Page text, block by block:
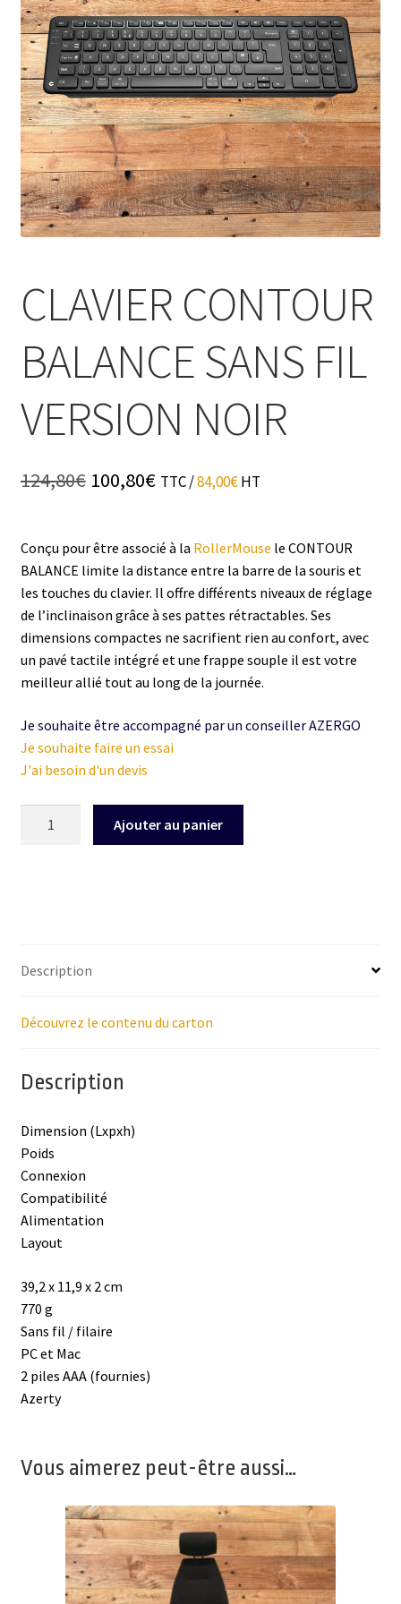
CLAVIER CONTOUR
BALANCE SANS FIL
VERSION NOIR
124,80€ Le
prix
initial
100,80€Le
prix
actuel
TTC /84,00€HT
Conçu pour être associé à la RollerMouse le CONTOUR
BALANCE limite la distance entre la barre de la souris et
les touches du clavier. Il offre différents niveaux de réglage
de l’inclinaison grâce à ses pattes rétractables. Ses
dimensions compactes ne sacrifient rien au confort, avec
un pavé tactile intégré et une frappe souple il est votre
meilleur allié tout au long de la journée.
Je souhaite être accompagné par un conseiller AZERGO
Je souhaite faire un essai
J'ai besoin d'un devis
VERSION
Ajouter au panier
Description
Découvrez le contenu du carton
Description
Dimension (Lxpxh)
Poids
Connexion
Compatibilité
Alimentation
Layout
39,2 x 11,9 x 2 cm
770 g
Sans fil / filaire
PC et Mac
2 piles AAA (fournies)
Azerty
Vous aimerez peut-être aussi…